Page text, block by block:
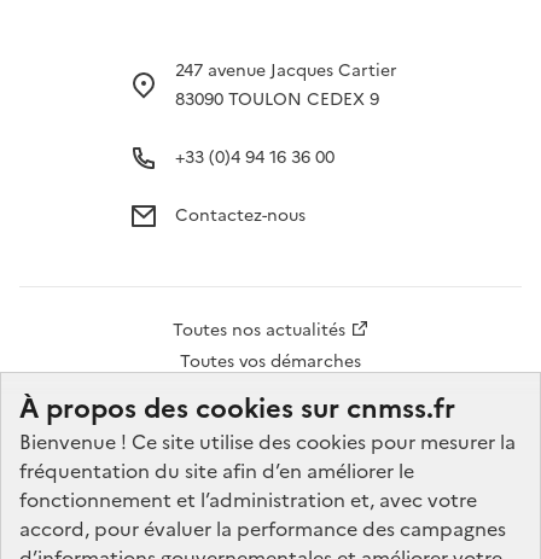
À propos des cookies sur cnmss.fr
Bienvenue ! Ce site utilise des cookies pour mesurer la
fréquentation du site afin d’en améliorer le
fonctionnement et l’administration et, avec votre
accord, pour évaluer la performance des campagnes
pied
de
page
Toutes nos actualités
Toutes vos démarches
247 avenue Jacques Cartier
83090 TOULON CEDEX 9
+33 (0)4 94 16 36 00
Contactez-nous
Réseaux
sociaux